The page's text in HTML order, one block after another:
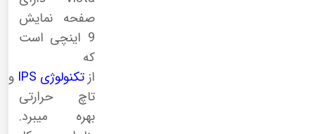
صفحه نمایش
9 اینچی است
که
از تکنولوژی IPS و
تاچ حرارتی
بهره میبرد.